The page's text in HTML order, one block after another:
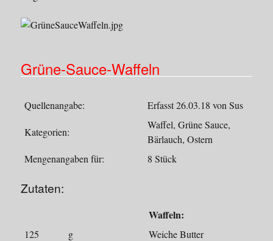
Grüne-Sauce-Waffeln
Quellenangabe: Erfasst 26.03.18 von Sus
Kategorien:
Waffel, Grüne Sauce,
Bärlauch, Ostern
Mengenangaben für:
8 Stück
Zutaten:
Waffeln:
125 g
Weiche Butter